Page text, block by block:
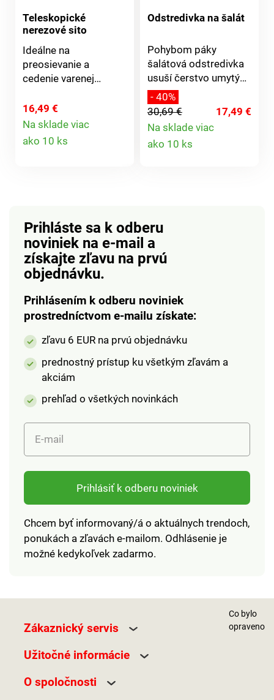
Teleskopické
nerezové sito
Ideálne na
preosievanie a
cedenie varenej
omáčok. Rovnako
praktické na umývanie
ovocia, šalátov a pod.
16,49 €
Na sklade viac
ako 10 ks
Odstredivka na šalát
Pohybom páky
šalátová odstredivka
usuší čerstvo umytý
šalát a zeleninu v
priebehu niekoľkých
sekúnd pomocou
odstredivej sily. S
tlačidlom stop a
Bez námahy. S
tlačidlom stop.
- 40%
30,69 €
17,49 €
Na sklade viac
ako 10 ks
Prihláste sa k odberu
noviniek na e-mail a
získajte zľavu na prvú
objednávku.
Prihlásením k odberu noviniek
prostredníctvom e-mailu získate:
zľavu 6 EUR na prvú objednávku
prednostný prístup ku všetkým zľavám a
akciám
prehľad o všetkých novinkách
E-mail
Prihlásiť k odberu noviniek
Chcem byť informovaný/á o aktuálnych trendoch,
ponukách a zľavách e-mailom. Odhlásenie je
možné kedykoľvek zadarmo.
Zákaznický servis
Užitočné informácie
O spoločnosti
Co bylo
opraveno